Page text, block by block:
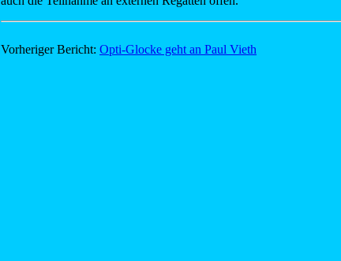
Vorheriger Bericht: Opti-Glocke geht an Paul Vieth